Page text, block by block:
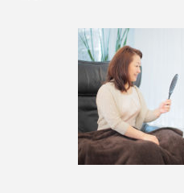
サロンクレンジ
サロン経営 サロン連略
スカルプ クレンジング 頻度
スキンケア スキンケア